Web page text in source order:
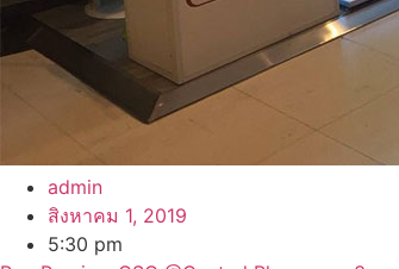
admin
สิงหาคม 1, 2019
5:30 pm